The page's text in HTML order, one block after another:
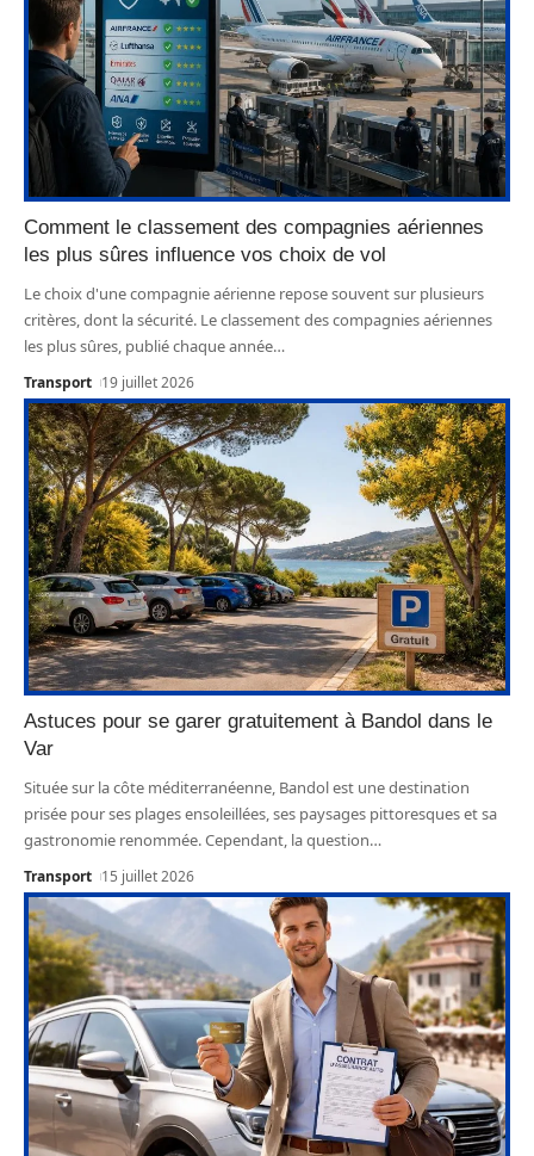
Comment le classement des compagnies aériennes
les plus sûres influence vos choix de vol
Le choix d'une compagnie aérienne repose souvent sur plusieurs
critères, dont la sécurité. Le classement des compagnies aériennes
les plus sûres, publié chaque année…
Transport 19 juillet 2026
Astuces pour se garer gratuitement à Bandol dans le
Var
Située sur la côte méditerranéenne, Bandol est une destination
prisée pour ses plages ensoleillées, ses paysages pittoresques et sa
gastronomie renommée. Cependant, la question…
Transport 15 juillet 2026